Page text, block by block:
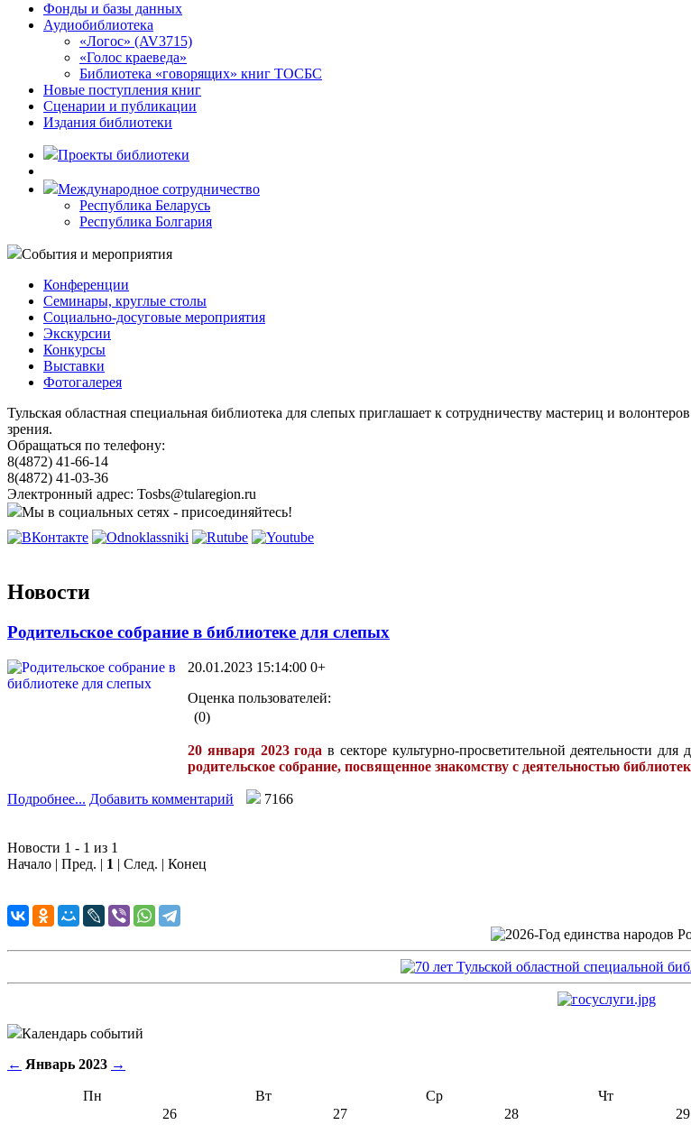
Фонды и базы данных
Аудиобиблиотека
«Логос» (AV3715)
«Голос краеведа»
Библиотека «говорящих» книг ТОСБС
Новые поступления книг
Сценарии и публикации
Издания библиотеки
Проекты библиотеки
Международное сотрудничество
Республика Беларусь
Республика Болгария
События и мероприятия
Конференции
Семинары, круглые столы
Социально-досуговые мероприятия
Экскурсии
Конкурсы
Выставки
Фотогалерея
Тульская областная специальная библиотека для слепых приглашает к сотрудничеству мастериц и
зрения.
Обращаться по телефону:
8(4872) 41-66-14
8(4872) 41-03-36
Электронный адрес: Tosbs@tularegion.ru
Мы в социальных сетях - присоединяйтесь!
Новости
Родительское собрание в библиотеке для слепых
20.01.2023 15:14:00 0+
Оценка пользователей:
(0)
20 января 2023 года в секторе культурно-просветительной деятельности
родительское собрание, посвященное знакомству с деятельностью
Подробнее... Добавить комментарий 7166
Новости 1 - 1 из 1
Начало | Пред. | 1 | След. | Конец
Календарь событий
← Январь 2023 →
Пн Вт Ср Чт
26
27 28 29